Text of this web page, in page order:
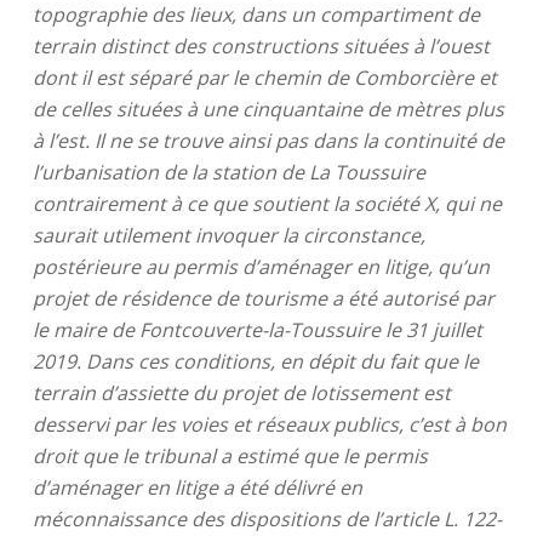
topographie des lieux, dans un compartiment de
terrain distinct des constructions situées à l’ouest
dont il est séparé par le chemin de Comborcière et
de celles situées à une cinquantaine de mètres plus
à l’est. Il ne se trouve ainsi pas dans la continuité de
l’urbanisation de la station de La Toussuire
contrairement à ce que soutient la société X, qui ne
saurait utilement invoquer la circonstance,
postérieure au permis d’aménager en litige, qu’un
projet de résidence de tourisme a été autorisé par
le maire de Fontcouverte-la-Toussuire le 31 juillet
2019. Dans ces conditions, en dépit du fait que le
terrain d’assiette du projet de lotissement est
desservi par les voies et réseaux publics, c’est à bon
droit que le tribunal a estimé que le permis
d’aménager en litige a été délivré en
méconnaissance des dispositions de l’article L. 122-